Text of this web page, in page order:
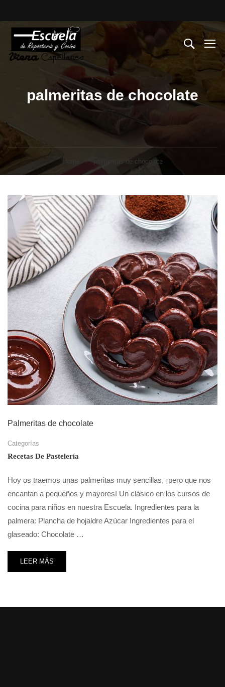
palmeritas de chocolate
Home palmeritas de chocolate
Palmeritas de chocolate
Categorías
Recetas De Pastelería
Hoy os traemos unas palmeritas muy sencillas, ¡pero que nos
encantan a pequeños y mayores! Un clásico en los cursos de
cocina para niños en nuestra Escuela. Ingredientes para la
palmera: Plancha de hojaldre Azúcar Ingredientes para el
glaseado: Chocolate …
LEER MÁS